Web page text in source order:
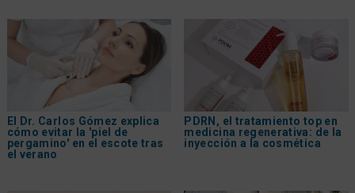
El Dr. Carlos Gómez explica
cómo evitar la 'piel de
pergamino' en el escote tras
el verano
PDRN, el tratamiento top en
medicina regenerativa: de la
inyección a la cosmética